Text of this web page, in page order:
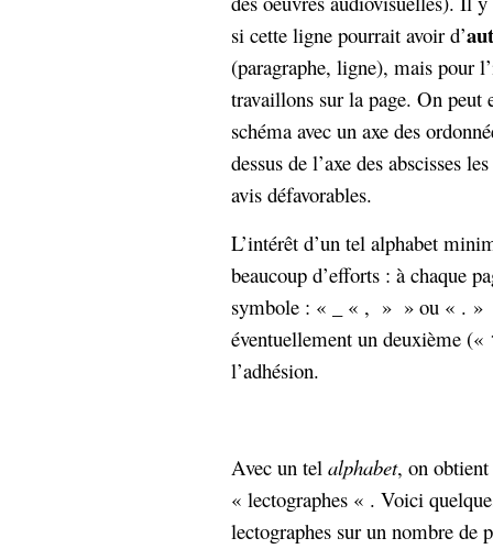
si cette ligne pourrait avoir d’
(paragraphe, ligne), mais pour
travaillons sur la page. On peut
schéma avec un axe des
dessus de l’axe des abscisses
avis défavorables.
L’intérêt d’un tel alphabet
beaucoup d’efforts : à chaque
symbole : « _ « , » » ou « . »
éventuellement un deuxième
l’adhésion.
Avec un tel alphabet, on obtient
« lectographes « . Voici
lectographes sur un nombre de